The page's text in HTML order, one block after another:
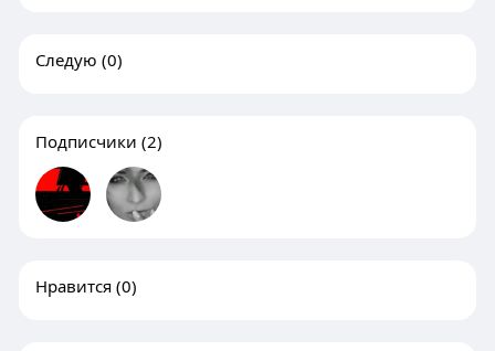
Следую (0)
Подписчики (2)
Нравится (0)